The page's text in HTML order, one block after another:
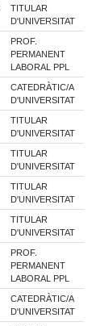
TITULAR
D'UNIVERSITAT
PROF.
PERMANENT
LABORAL PPL
CATEDRÀTIC/A
D'UNIVERSITAT
TITULAR
D'UNIVERSITAT
TITULAR
D'UNIVERSITAT
TITULAR
D'UNIVERSITAT
TITULAR
D'UNIVERSITAT
PROF.
PERMANENT
LABORAL PPL
CATEDRÀTIC/A
D'UNIVERSITAT